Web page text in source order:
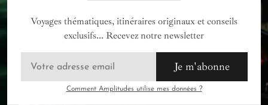
Voyages thématiques, itinéraires originaux et conseils
exclusifs... Recevez notre newsletter
Je m'abonne
Comment Amplitudes utilise mes données ?